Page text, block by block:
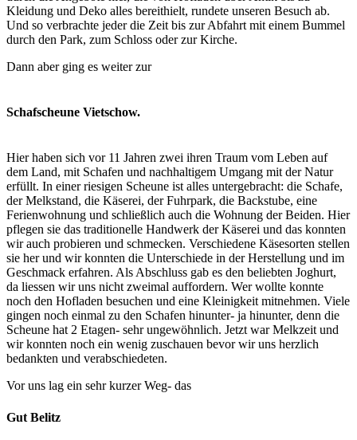
Kleidung und Deko alles bereithielt, rundete unseren Besuch ab.
Und so verbrachte jeder die Zeit bis zur Abfahrt mit einem Bummel
durch den Park, zum Schloss oder zur Kirche.
Dann aber ging es weiter zur
Schafscheune Vietschow.
Hier haben sich vor 11 Jahren zwei ihren Traum vom Leben auf
dem Land, mit Schafen und nachhaltigem Umgang mit der Natur
erfüllt. In einer riesigen Scheune ist alles untergebracht: die Schafe,
der Melkstand, die Käserei, der Fuhrpark, die Backstube, eine
Ferienwohnung und schließlich auch die Wohnung der Beiden. Hier
pflegen sie das traditionelle Handwerk der Käserei und das konnten
wir auch probieren und schmecken. Verschiedene Käsesorten stellen
sie her und wir konnten die Unterschiede in der Herstellung und im
Geschmack erfahren. Als Abschluss gab es den beliebten Joghurt,
da liessen wir uns nicht zweimal auffordern. Wer wollte konnte
noch den Hofladen besuchen und eine Kleinigkeit mitnehmen. Viele
gingen noch einmal zu den Schafen hinunter- ja hinunter, denn die
Scheune hat 2 Etagen- sehr ungewöhnlich. Jetzt war Melkzeit und
wir konnten noch ein wenig zuschauen bevor wir uns herzlich
bedankten und verabschiedeten.
Vor uns lag ein sehr kurzer Weg- das
Gut Belitz